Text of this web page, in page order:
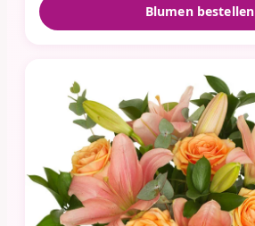
Blumen bestellen